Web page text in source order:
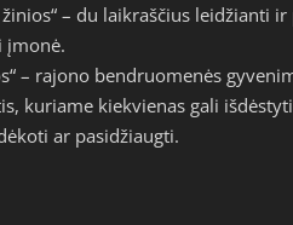
žinios“ – du laikraščius leidžianti
įmonė.
– rajono bendruomenės
kuriame kiekvienas gali
ar pasidžiaugti.